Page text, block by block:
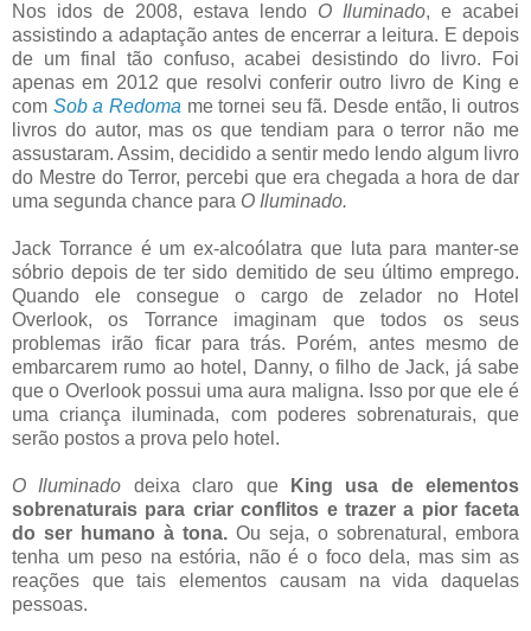
Nos idos de 2008, estava lendo O Iluminado, e acabei
assistindo a adaptação antes de encerrar a leitura. E depois
de um final tão confuso, acabei desistindo do livro. Foi
apenas em 2012 que resolvi conferir outro livro de King e
com Sob a Redoma me tornei seu fã. Desde então, li outros
livros do autor, mas os que tendiam para o terror não me
assustaram. Assim, decidido a sentir medo lendo algum livro
do Mestre do Terror, percebi que era chegada a hora de dar
uma segunda chance para O Iluminado.
Jack Torrance é um ex-alcoólatra que luta para manter-se
sóbrio depois de ter sido demitido de seu último emprego.
Quando ele consegue o cargo de zelador no Hotel
Overlook, os Torrance imaginam que todos os seus
problemas irão ficar para trás. Porém, antes mesmo de
embarcarem rumo ao hotel, Danny, o filho de Jack, já sabe
que o Overlook possui uma aura maligna. Isso por que ele é
uma criança iluminada, com poderes sobrenaturais, que
serão postos a prova pelo hotel.
O Iluminado deixa claro que
King usa de elementos
sobrenaturais para criar conflitos e trazer a pior faceta
do ser humano à tona. Ou seja, o sobrenatural, embora
tenha um peso na estória, não é o foco dela, mas sim as
reações que tais elementos causam na vida daquelas
pessoas.